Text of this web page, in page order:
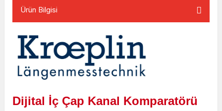
Ürün Bilgisi
Dijital İç Çap Kanal Komparatörü